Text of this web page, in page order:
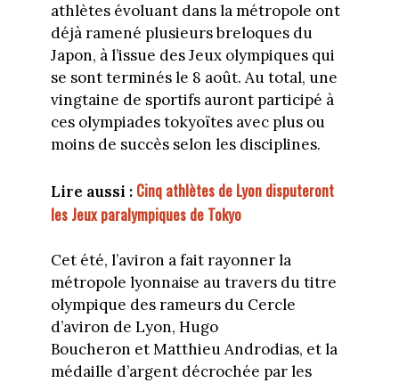
athlètes évoluant dans la métropole ont
déjà ramené plusieurs breloques du
Japon, à l’issue des Jeux olympiques qui
se sont terminés le 8 août. Au total, une
vingtaine de sportifs auront participé à
ces olympiades tokyoïtes avec plus ou
moins de succès selon les disciplines.
Lire aussi : Cinq athlètes de Lyon disputeront
les Jeux paralympiques de Tokyo
Cet été, l’aviron a fait rayonner la
métropole lyonnaise au travers du titre
olympique des rameurs du Cercle
d’aviron de Lyon, Hugo
Boucheron et Matthieu Androdias, et la
médaille d’argent décrochée par les